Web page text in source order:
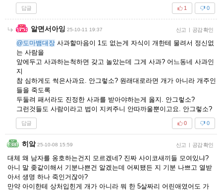
답글 0
1
알면서아잉 25-10-11 19:37 신고 | 공감 확인
@도마뱀대장 사과할마음이 1도 없는게 자식이 개한테 물려서 정신없
는 사람을
앞에두고 사과하는척하면 갖고 놀았는데 그게 사과? 어느동네 사과인
지
참 심하게도 썩은사과요. 안그렇소? 원래대로라면 개가 아니라 개주인
들을 죽도록
두둘려 패서라도 진정한 사과를 받아야하는게 옳지. 안그렇소?
그런것들도 사람이라고 법이 지켜주니 안따까울뿐이고요. 안그렇소?
답글 0
0
히앜 25-10-08 15:59 신고 | 공감 확인
대체 왜 남자를 옹호하는건지 모르겠네? 진짜 사이코새끼들 모여있냐?
아니 말 좆같이해서 기분나쁜건 알겠는데 어찌됐든 지 기분 나쁘고 열받
아서 생명 하나 죽인거잖아?
만약 아이한테 상처입힌게 개가 아니라 뭐 한 5살짜리 어린애였어도 가